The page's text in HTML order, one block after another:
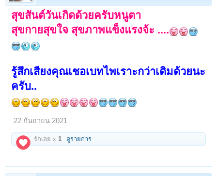
สุขสันต์วันเกิดด้วยครับหนูตา
สุขกายสุขใจ สุขภาพแข็งแรงจ้ะ ....
รู้สึกเสียงคุณเชอเบทไพเราะกว่าเดิมด้วยนะ
ครับ..
22 กันยายน 2021
รักเลย x 1 ดูรายการ